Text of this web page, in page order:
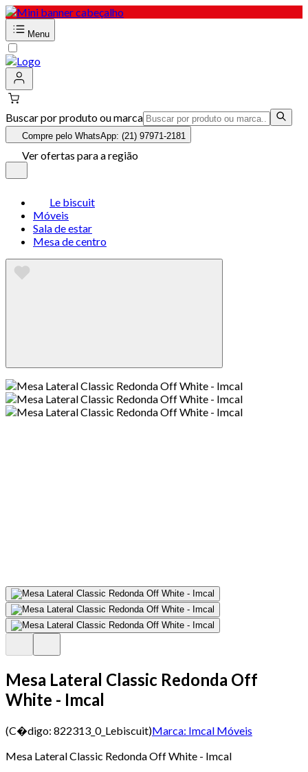
Menu
Buscar por produto ou marca
Compre pelo WhatsApp: (21) 97971-2181
Ver ofertas para a região
Le biscuit
Móveis
Sala de estar
Mesa de centro
Mesa Lateral Classic Redonda Off
White - Imcal
(C�digo: 822313_0_Lebiscuit)Marca: Imcal Móveis
Mesa Lateral Classic Redonda Off White - Imcal